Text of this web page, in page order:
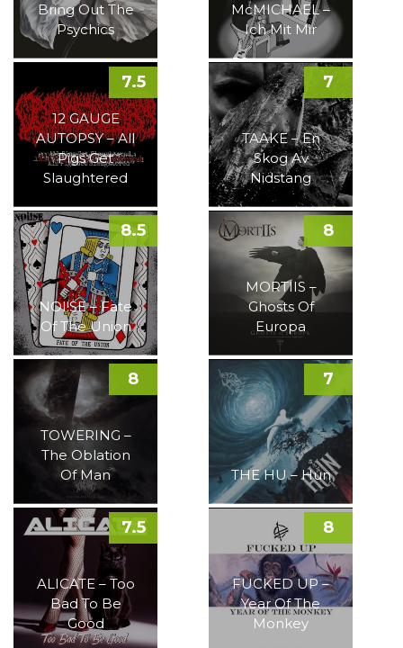
Bring Out The
Psychics
McMICHAEL –
Ich Mit Mir
12 GAUGE
AUTOPSY – All
Pigs Get
Slaughtered
7.5
TAAKE – En
Skog Av
Nidstang
7
NOI!SE – Fate
Of The Union
8.5
MORTIIS –
Ghosts Of
Europa
8
TOWERING –
The Oblation
Of Man
8
THE HU – Hun
7
ALICATE – Too
Bad To Be
Good
7.5
FUCKED UP –
Year Of The
Monkey
8